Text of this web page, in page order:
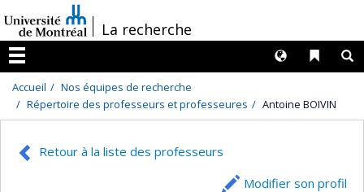
au
contenu
/La recherche
Menu
Liens
Langues
Accueil
Nos équipes de recherche
Répertoire des professeurs et professeures
Antoine BOIVIN
Retour à la liste des professeurs
Modifier son profil